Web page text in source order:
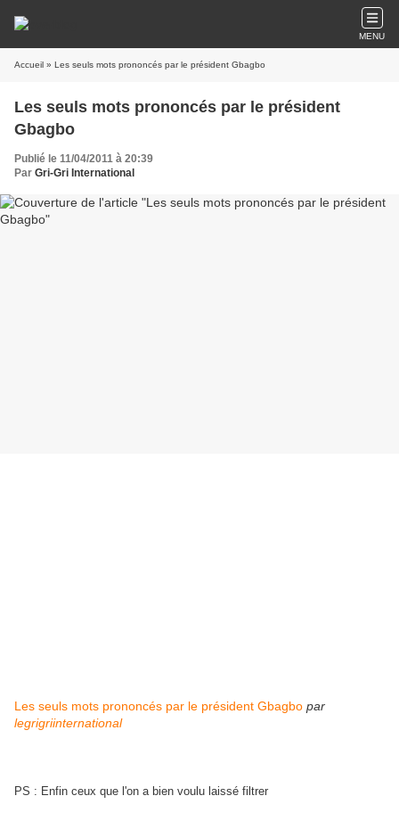
MENU
Accueil » Les seuls mots prononcés par le président Gbagbo
Les seuls mots prononcés par le président
Gbagbo
Publié le 11/04/2011 à 20:39
Par Gri-Gri International
Les seuls mots prononcés par le président Gbagbo par
legrigriinternational
PS : Enfin ceux que l'on a bien voulu laissé filtrer